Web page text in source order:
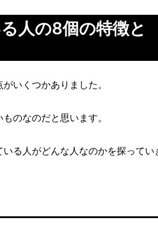
人の8個の特徴と
いくつかありました。
のなのだと思います。
る人がどんな人なのかを探ってい